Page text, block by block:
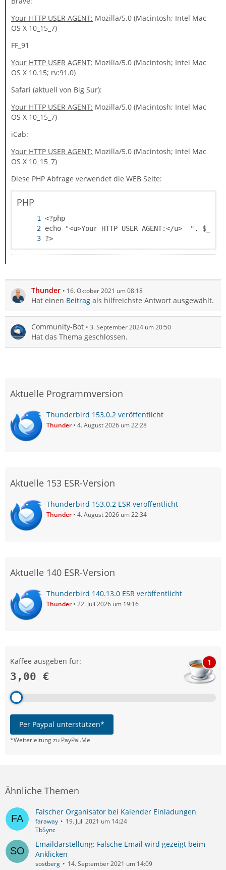
Your HTTP USER AGENT: Mozilla/5.0 (Macintosh; Intel Mac
OS X 10_15_7)
FF_91
Your HTTP USER AGENT: Mozilla/5.0 (Macintosh; Intel Mac
OS X 10.15; rv:91.0)
Safari (aktuell von Big Sur):
Your HTTP USER AGENT: Mozilla/5.0 (Macintosh; Intel Mac
OS X 10_15_7)
iCab:
Your HTTP USER AGENT: Mozilla/5.0 (Macintosh; Intel Mac
OS X 10_15_7)
Diese PHP Abfrage verwendet die WEB Seite:
PHP
?>
Thunder 16. Oktober 2021 um 08:18
Hat einen Beitrag als hilfreichste Antwort ausgewählt.
Community-Bot 3. September 2024 um 20:50
Hat das Thema geschlossen.
Aktuelle Programmversion
Thunderbird 153.0.2 veröffentlicht
Thunder 4. August 2026 um 22:28
Aktuelle 153 ESR-Version
Thunderbird 153.0.2 ESR veröffentlicht
Thunder 4. August 2026 um 22:34
Aktuelle 140 ESR-Version
Thunderbird 140.13.0 ESR veröffentlicht
Thunder 22. Juli 2026 um 19:16
Kaffee ausgeben für:
3,00 €
1
Per Paypal unterstützen*
*Weiterleitung zu PayPal.Me
Ähnliche Themen
Falscher Organisator bei Kalender Einladungen
faraway
19. Juli 2021 um 14:24
TbSync
Emaildarstellung: Falsche Email wird gezeigt beim
Anklicken
sostberg
14. September 2021 um 14:09